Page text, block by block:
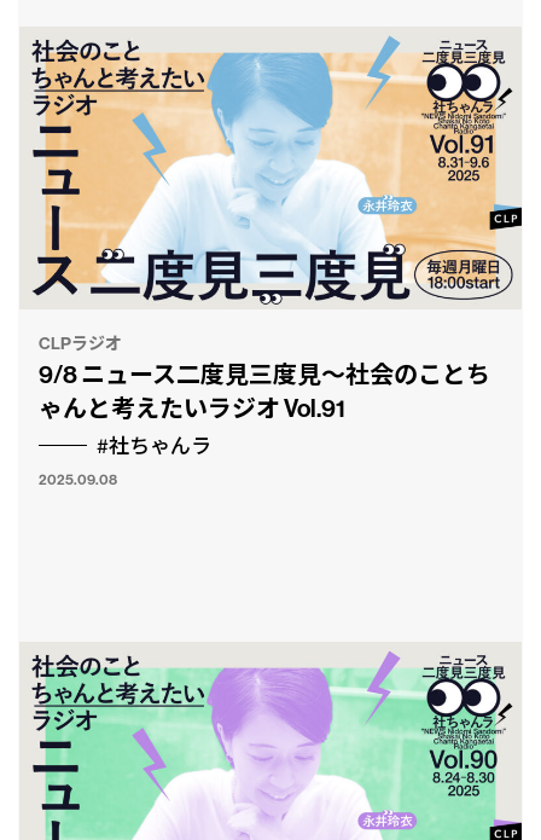
CLP 市民と
CLPラジオ
9/8 ニュース二度見三度見〜社会のことち
ゃんと考えたいラジオ Vol.91
#社ちゃんラ
2025.09.08